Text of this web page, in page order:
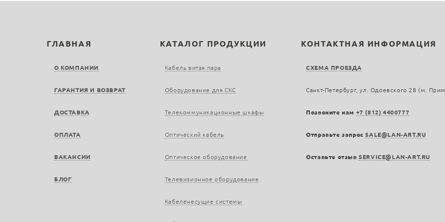
ГЛАВНАЯ
О КОМПАНИИ
ГАРАНТИЯ И ВОЗВРАТ
ДОСТАВКА
ОПЛАТА
ВАКАНСИИ
БЛОГ
КАТАЛОГ ПРОДУКЦИИ
Кабель витая пара
Оборудование для СКС
Телекоммуникационные шкафы
Оптический кабель
Оптическое оборудование
Телевизионное оборудование
Кабеленесущие системы
КОНТАКТНАЯ ИНФОРМАЦИЯ
СХЕМА ПРОЕЗДА
Санкт-Петербург, ул. Одоевского 28 (м.
Позвоните нам +7 (812) 4400777
Отправьте запросSALE@LAN-ART.RU
Оставьте отзывSERVICE@LAN-ART.RU